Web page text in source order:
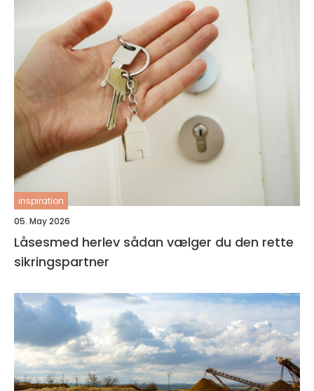
inspiration
05. May 2026
Låsesmed herlev sådan vælger du den rette
sikringspartner